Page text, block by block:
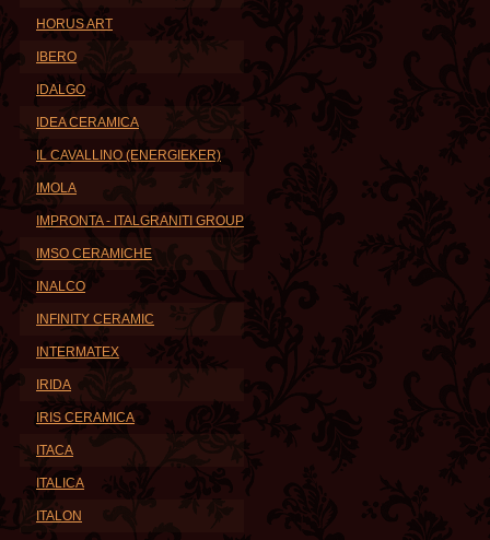
HORUS ART
IBERO
IDALGO
IDEA CERAMICA
IL CAVALLINO (ENERGIEKER)
IMOLA
IMPRONTA - ITALGRANITI GROUP
IMSO CERAMICHE
INALCO
INFINITY CERAMIC
INTERMATEX
IRIDA
IRIS CERAMICA
ITACA
ITALICA
ITALON